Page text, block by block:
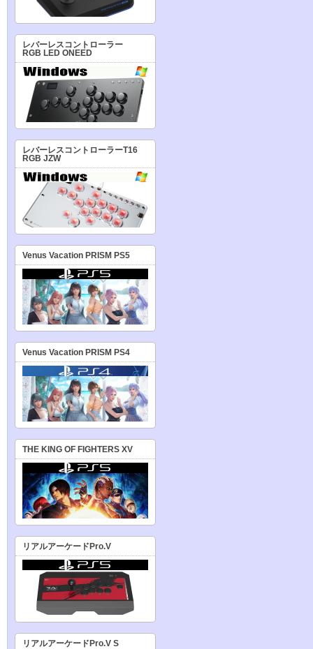
レバーレスコントローラー
RGB LED ONEED
レバーレスコントローラーT16
RGB JZW
Venus Vacation PRISM PS5
Venus Vacation PRISM PS4
THE KING OF FIGHTERS XV
リアルアーケードPro.V
リアルアーケードPro.V S